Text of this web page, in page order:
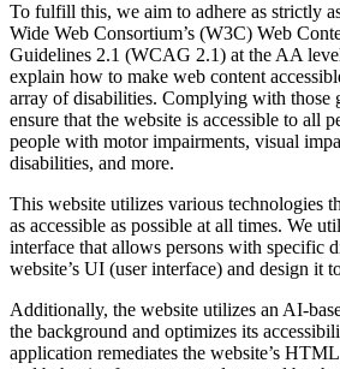
To fulfill this, we aim to adhere as strictly
Wide Web Consortium’s (W3C) Web
Guidelines 2.1 (WCAG 2.1) at the AA
explain how to make web content
array of disabilities. Complying with those
ensure that the website is accessible to all
people with motor impairments, visual
disabilities, and more.
This website utilizes various technologies
as accessible as possible at all times. We
interface that allows persons with specific
website’s UI (user interface) and design it
Additionally, the website utilizes an AI-
the background and optimizes its
application remediates the website’s